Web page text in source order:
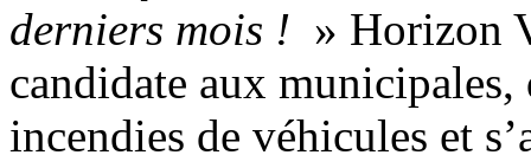
derniers mois ! » Horizon
candidate aux
incendies de véhicules et